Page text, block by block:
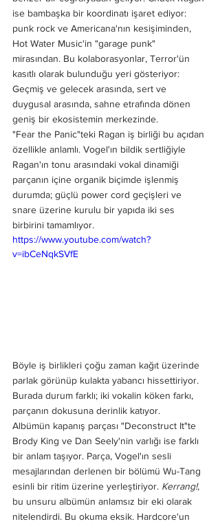
ise bambaşka bir koordinatı işaret ediyor:
punk rock ve Americana'nın kesişiminden,
Hot Water Music'in "garage punk"
mirasından. Bu kolaborasyonlar, Terror'ün
kasıtlı olarak bulunduğu yeri gösteriyor:
Geçmiş ve gelecek arasında, sert ve
duygusal arasında, sahne etrafında dönen
geniş bir ekosistemin merkezinde.
"Fear the Panic"teki Ragan iş birliği bu açıdan
özellikle anlamlı. Vogel'ın bildik sertliğiyle
Ragan'ın tonu arasındaki vokal dinamiği
parçanın içine organik biçimde işlenmiş
durumda; güçlü power cord geçişleri ve
snare üzerine kurulu bir yapıda iki ses
birbirini tamamlıyor.
https://www.youtube.com/watch?
v=ibCeNqkSVfE
Böyle iş birlikleri çoğu zaman kağıt üzerinde
parlak görünüp kulakta yabancı hissettiriyor.
Burada durum farklı; iki vokalin köken farkı,
parçanın dokusuna derinlik katıyor.
Albümün kapanış parçası "Deconstruct It"te
Brody King ve Dan Seely'nin varlığı ise farklı
bir anlam taşıyor. Parça, Vogel'ın sesli
mesajlarından derlenen bir bölümü Wu-Tang
esinli bir ritim üzerine yerleştiriyor. Kerrang!,
bu unsuru albümün anlamsız bir eki olarak
nitelendirdi. Bu okuma eksik. Hardcore'un